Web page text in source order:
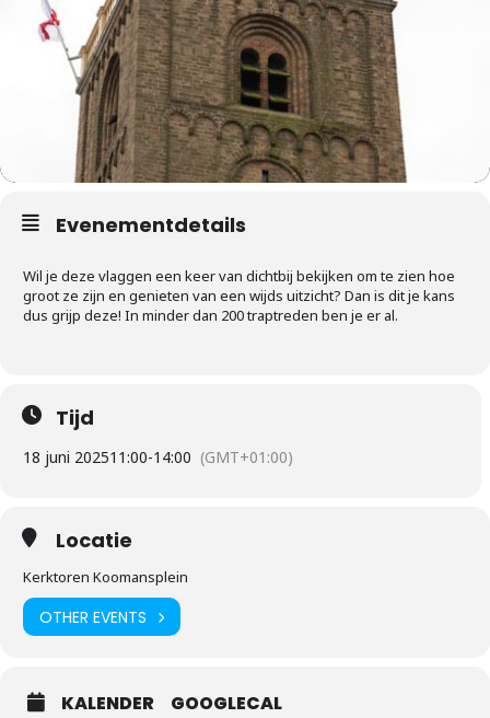
Evenementdetails
Wil je deze vlaggen een keer van dichtbij bekijken om te zien hoe
groot ze zijn en genieten van een wijds uitzicht? Dan is dit je kans
dus grijp deze! In minder dan 200 traptreden ben je er al.
Tijd
18 juni 202511:00-14:00 (GMT+01:00)
Locatie
Kerktoren Koomansplein
OTHER EVENTS
KALENDER GOOGLECAL